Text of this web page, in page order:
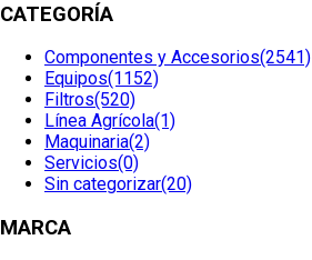
CATEGORÍA
Componentes y Accesorios(2541)
Equipos(1152)
Filtros(520)
Línea Agrícola(1)
Maquinaria(2)
Servicios(0)
Sin categorizar(20)
MARCA